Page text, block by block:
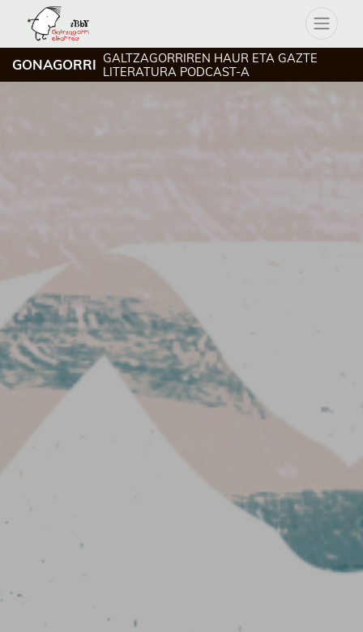
GONAGORRI GALTZAGORRIREN HAUR ETA GAZTE
LITERATURA PODCAST-A